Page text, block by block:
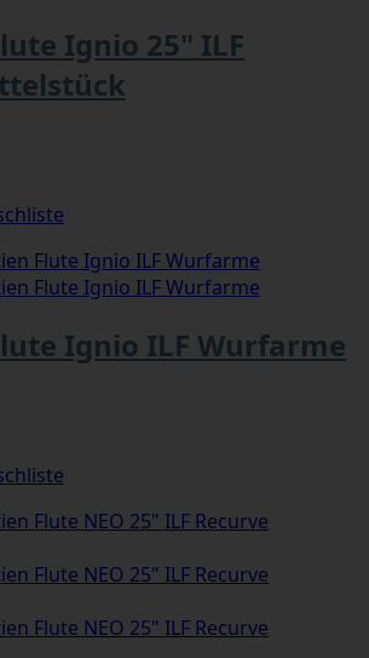
Ignio 25" ILF
Ignio ILF Wurfarme